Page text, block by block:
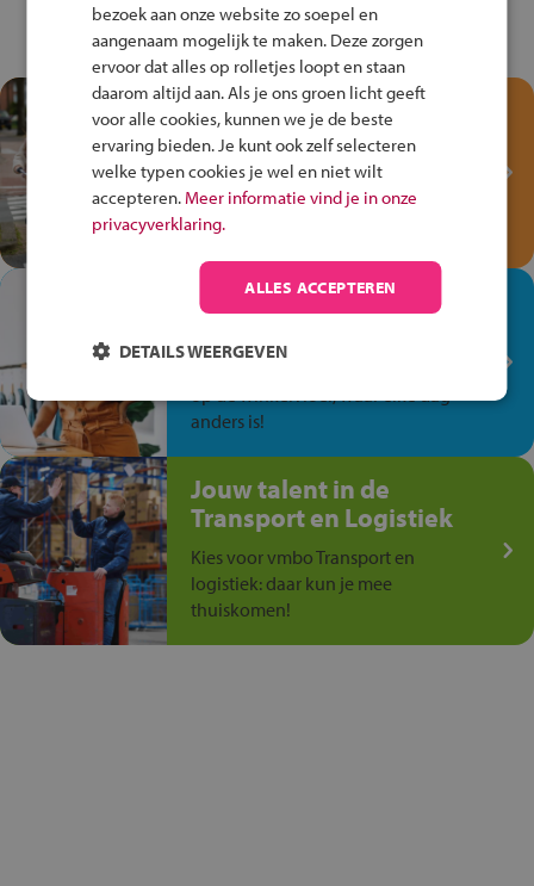
Test je kennis met het
Fiets Veilig
Verkeersspel!
Speel het Fiets Veilig Verkeersspel
en win een Cortina-fiets!
In de winkel ben je op je
op de winkelvloer, waar elke dag
anders is!
Jouw talent in de
Transport en Logistiek
Kies voor vmbo Transport en
logistiek: daar kun je mee
thuiskomen!
bezoek aan onze website zo soepel en
aangenaam mogelijk te maken. Deze zorgen
ervoor dat alles op rolletjes loopt en staan
daarom altijd aan. Als je ons groen licht geeft
voor alle cookies, kunnen we je de beste
ervaring bieden. Je kunt ook zelf selecteren
welke typen cookies je wel en niet wilt
accepteren. Meer informatie vind je in onze
privacyverklaring.
ALLES ACCEPTEREN
DETAILS WEERGEVEN